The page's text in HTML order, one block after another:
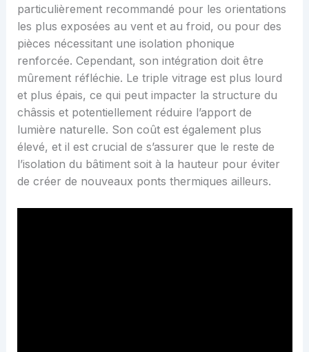
particulièrement recommandé pour les orientations
les plus exposées au vent et au froid, ou pour des
pièces nécessitant une isolation phonique
renforcée. Cependant, son intégration doit être
mûrement réfléchie. Le triple vitrage est plus lourd
et plus épais, ce qui peut impacter la structure du
châssis et potentiellement réduire l’apport de
lumière naturelle. Son coût est également plus
élevé, et il est crucial de s’assurer que le reste de
l’isolation du bâtiment soit à la hauteur pour éviter
de créer de nouveaux ponts thermiques ailleurs.